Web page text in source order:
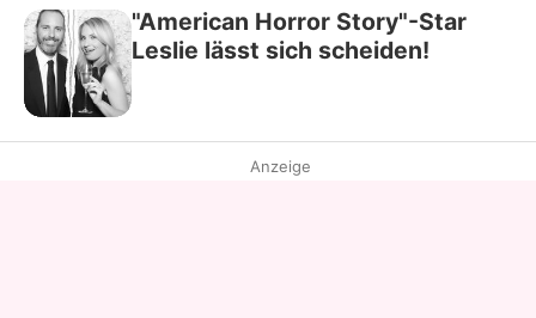
"American Horror Story"-Star
Leslie lässt sich scheiden!
Anzeige